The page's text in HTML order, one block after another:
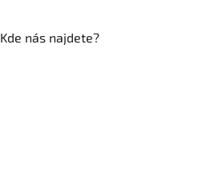
Kde nás najdete?